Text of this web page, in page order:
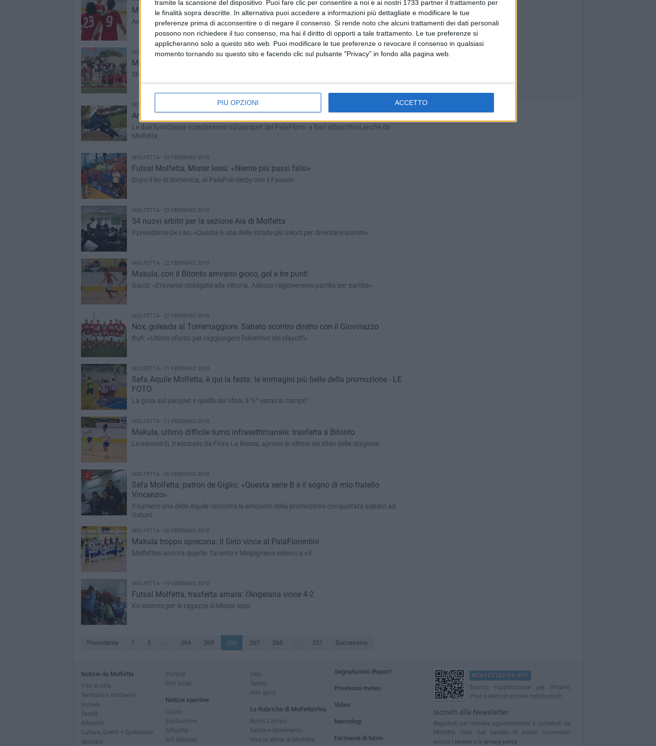
tramite la scansione del dispositivo. Puoi fare clic per consentire a noi e ai nostri 1733 partner il trattamento per
le finalità sopra descritte. In alternativa puoi accedere a informazioni più dettagliate e modificare le tue
preferenze prima di acconsentire o di negare il consenso. Si rende noto che alcuni trattamenti dei dati personali
possono non richiedere il tuo consenso, ma hai il diritto di opporti a tale trattamento. Le tue preferenze si
applicheranno solo a questo sito web. Puoi modificare le tue preferenze o revocare il consenso in qualsiasi
momento tornando su questo sito e facendo clic sul pulsante "Privacy" in fondo alla pagina web.
PIÙ OPZIONI ACCETTO
Makula, sfida casalinga al Neapolis Polignano
Antonio Contestabile: «Non sarà una gara semplice. Puntiamo sulla forza del gruppo»
MOLFETTA - 25 FEBBRAIO 2018
Molfetta Calcio, è scontro diretto con il Corato
Stefanini: «Match importante. Possiamo giocarcela con chiunque»
MOLFETTA - 24 FEBBRAIO 2018
Annese-Pati: la rincorsa alla Coppa Italia inizia dal derby con il Martina
Le due fuoriclasse scenderanno sul parquet del PalaFlorio: a Bari attesi tifosi anche da
Molfetta
MOLFETTA - 24 FEBBRAIO 2018
Futsal Molfetta, Mister Iessi: «Niente più passi falsi»
Dopo il ko di domenica, al PalaPoli derby con il Fasano
MOLFETTA - 23 FEBBRAIO 2018
54 nuovi arbitri per la sezione Aia di Molfetta
Il presidente De Leo: «Questa è una delle strade più veloci per diventare uomini»
MOLFETTA - 22 FEBBRAIO 2018
Makula, con il Bitonto arrivano gioco, gol e tre punti
Giacò: «Eravamo obbligate alla vittoria. Adesso ragioneremo partita per partita»
MOLFETTA - 22 FEBBRAIO 2018
Nox, goleada al Torremaggiore. Sabato scontro diretto con il Giovinazzo
Bufi: «Ultimo sforzo per raggiungere l'obiettivo dei playoff»
MOLFETTA - 21 FEBBRAIO 2018
Sefa Aquile Molfetta, è qui la festa: le immagini più belle della promozione - LE
FOTO
La gioia sul parquet e quella dei tifosi, il "6° uomo in campo"
MOLFETTA - 21 FEBBRAIO 2018
Makula, ultimo difficile turno infrasettimanale: trasferta a Bitonto
Le neroverdi, trascinate da Flora La Rossa, aprono le ultime sei sfide della stagione
2 MOLFETTA - 20 FEBBRAIO 2018
Sefa Molfetta, patron de Giglio: «Questa serie B è il sogno di mio fratello
Vincenzo»
Il numero uno delle Aquile racconta le emozioni della promozione conquistata sabato ad
Ostuni
MOLFETTA - 20 FEBBRAIO 2018
Makula troppo sprecona: il Sirio vince al PalaFiorentini
Molfettesi ancora quarte: Taranto e Melpignano volano a +5
MOLFETTA - 19 FEBBRAIO 2018
Futsal Molfetta, trasferta amara: l'Angelana vince 4-2
Ko esterno per le ragazze di Mister Iessi
Precedente 1 2 ... 264 265 266 267 268 ... 331 Successiva
Notizie da Molfetta
Vita di città
Territorio e Ambiente
Sociale
Sanità
Attualità
Cultura, Eventi e Spettacolo
Speciale
Politica
Enti locali
Notizie sportive
Calcio
Equitazione
Attualità
Arti Marziali
Vela
Tennis
Altri sport
Le Rubriche di MolfettaViva
Bordo Campo
Salute e Movimento
Viva la storia di Molfetta!
Segnalazioni iReport
Previsioni meteo
Video
Necrologi
Farmacie di turno
MOLFETTAVIVA APP
Scarica l'applicazione per iPhone,
iPad e Android e ricevi notizie push
Iscriviti alla Newsletter
Registrati per ricevere aggiornamenti e contenuti da
Molfetta nella tua casella di posta
Iscrivendoti
accetti i termini e la privacy policy